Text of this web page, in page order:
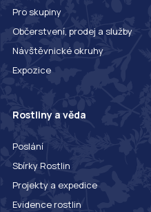
Pro skupiny
Občerstvení, prodej a služby
Návštěvnické okruhy
Expozice
Rostliny a věda
Poslání
Sbírky Rostlin
Projekty a expedice
Evidence rostlin